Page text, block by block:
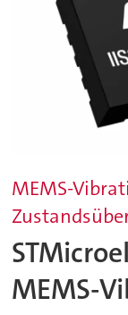
MEMS-
MEMS-